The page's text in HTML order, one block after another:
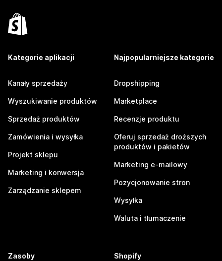
Kategorie aplikacji
Kanały sprzedaży
Wyszukiwanie produktów
Sprzedaż produktów
Zamówienia i wysyłka
Projekt sklepu
Marketing i konwersja
Zarządzanie sklepem
Najpopularniejsze kategorie
Dropshipping
Marketplace
Recenzje produktu
Oferuj sprzedaż droższych
produktów i pakietów
Marketing e-mailowy
Pozycjonowanie stron
Wysyłka
Waluta i tłumaczenie
Zasoby Shopify